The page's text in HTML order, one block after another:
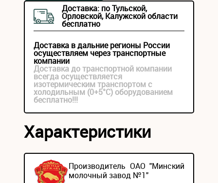
Доставка: по Тульской,
Орловской, Калужской области
бесплатно
Доставка в дальние регионы России
осуществляем через транспортные
компании
Доставка до транспортной компании
всегда осуществляется
изотермическим транспортом с
холодильным (0+5°С) оборудованием
бесплатно!!!
Характеристики
Производитель ОАО "Минский
молочный завод №1"